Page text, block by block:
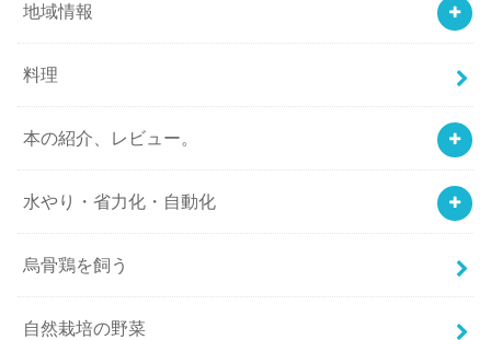
地域情報
料理
本の紹介、レビュー。
水やり・省力化・自動化
烏骨鶏を飼う
自然栽培の野菜